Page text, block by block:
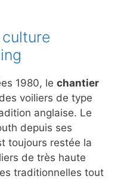
1980, le chantier
voiliers de type
anglaise. Le
depuis ses
toujours restée la
de très haute
traditionnelles tout